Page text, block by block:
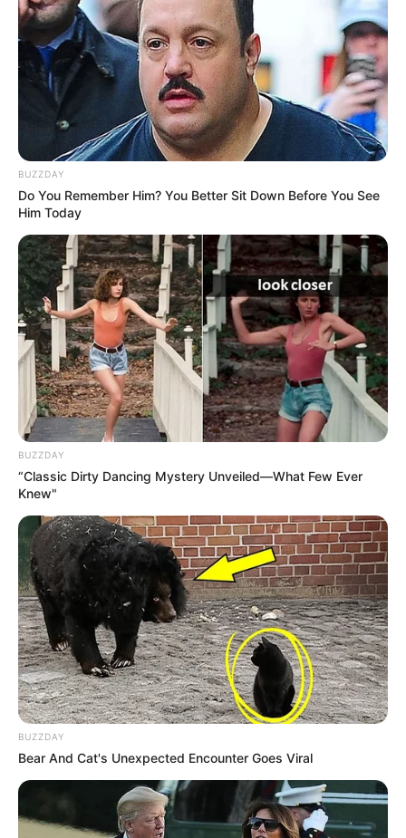
BUZZDAY
Do You Remember Him? You Better Sit Down Before You See
Him Today
BUZZDAY
“Classic Dirty Dancing Mystery Unveiled—What Few Ever
Knew"
BUZZDAY
Bear And Cat's Unexpected Encounter Goes Viral